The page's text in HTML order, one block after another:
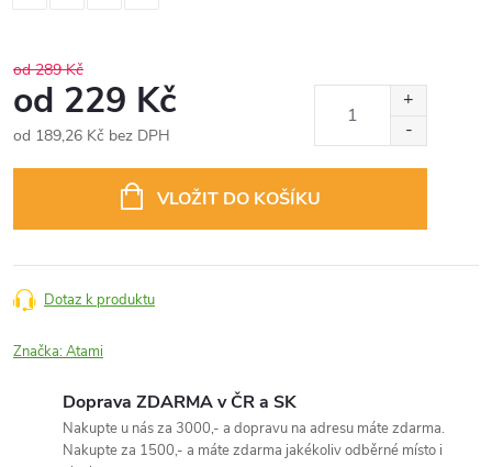
od 289 Kč
od 229 Kč
od 189,26 Kč bez DPH
VLOŽIT DO KOŠÍKU
Dotaz k produktu
Značka:Atami
Doprava ZDARMA v ČR a SK
Nakupte u nás za 3000,- a dopravu na adresu máte zdarma.
Nakupte za 1500,- a máte zdarma jakékoliv odběrné místo i